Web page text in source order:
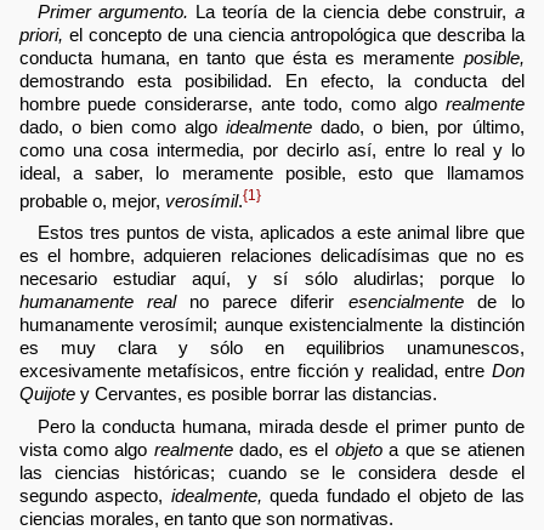
Primer argumento. La teoría de la ciencia debe construir, a
priori, el concepto de una ciencia antropológica que describa la
conducta humana, en tanto que ésta es meramente posible,
demostrando esta posibilidad. En efecto, la conducta del
hombre puede considerarse, ante todo, como algo realmente
dado, o bien como algo idealmentedado, o bien, por último,
como una cosa intermedia, por decirlo así, entre lo real y lo
ideal, a saber, lo meramente posible, esto que llamamos
probable o, mejor, verosímil.{1}
Estos tres puntos de vista, aplicados a este animal libre que
es el hombre, adquieren relaciones delicadísimas que no es
necesario estudiar aquí, y sí sólo aludirlas; porque lo
humanamente realno parece diferir esencialmentede lo
humanamente verosímil; aunque existencialmente la distinción
es muy clara y sólo en equilibrios unamunescos,
excesivamente metafísicos, entre ficción y realidad, entre Don
Quijotey Cervantes, es posible borrar las distancias.
Pero la conducta humana, mirada desde el primer punto de
vista como algo realmentedado, es el objetoa que se atienen
las ciencias históricas; cuando se le considera desde el
segundo aspecto, idealmente, queda fundado el objeto de las
ciencias morales, en tanto que son normativas.